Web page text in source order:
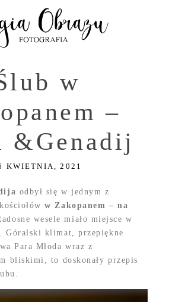
w
–
&Genadij
KWIETNIA, 2021
odbył się w jednym z
w Zakopanem – na
wesele miało miejsce w
. Góralski klimat, przepiękne
Para Młoda wraz z
bliskimi, to doskonały przepis